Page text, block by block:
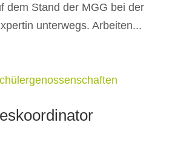
dem Stand der MGG bei der
unterwegs. Arbeiten...